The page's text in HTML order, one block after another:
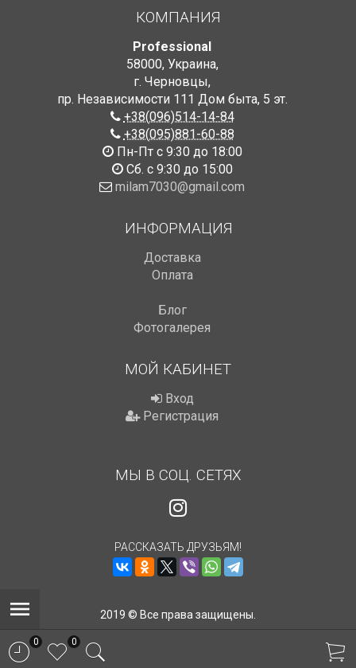
КОМПАНИЯ
Professional
58000, Украина,
г. Черновцы,
пр. Независимости 111 Дом быта, 5 эт.
+38(096)514-14-84
+38(095)881-60-88
Пн-Пт с 9:30 до 18:00
Сб. с 9:30 до 15:00
milam7030@gmail.com
ИНФОРМАЦИЯ
Доставка
Оплата
Блог
Фотогалерея
МОЙ КАБИНЕТ
Вход
Регистрация
МЫ В СОЦ. СЕТЯХ
РАССКАЗАТЬ ДРУЗЬЯМ!
2019 © Все права защищены.
0 0